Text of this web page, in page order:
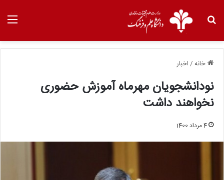
خانه/اخبار
نودانشجویان مهرماه آموزش حضوری
نخواهند داشت
4 مرداد 1400